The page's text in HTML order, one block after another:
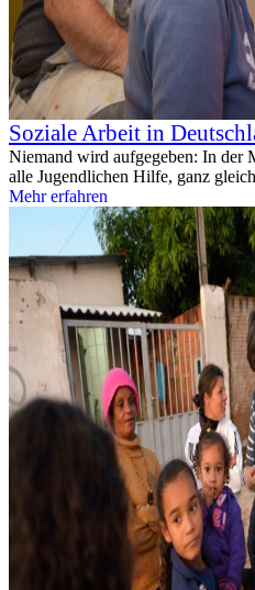
Soziale Arbeit in
Niemand wird aufgegeben: In der
alle Jugendlichen Hilfe, ganz
Mehr erfahren